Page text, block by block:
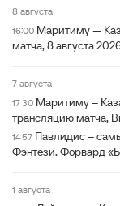
8 августа
16:00 Маритиму —
матча, 8 августа
7 августа
17:30 Маритиму –
трансляцию матча,
14:57 Павлидис –
Фэнтези. Форвард
1 августа